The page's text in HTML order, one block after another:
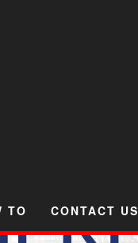
TO CONTACT US